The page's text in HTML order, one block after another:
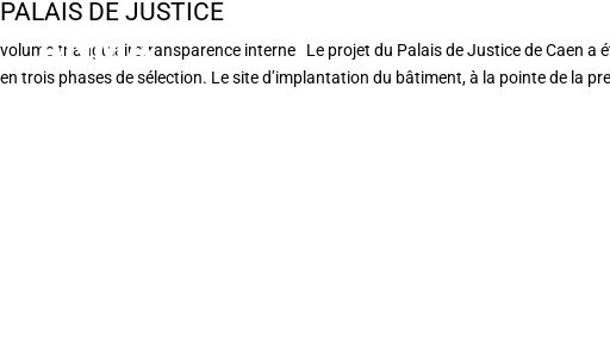
PALAIS DE JUSTICE
volume triangulairetransparence interne Le projet du Palais de Justice de Caen a
en trois phases de sélection. Le site d’implantation du bâtiment, à la pointe de la